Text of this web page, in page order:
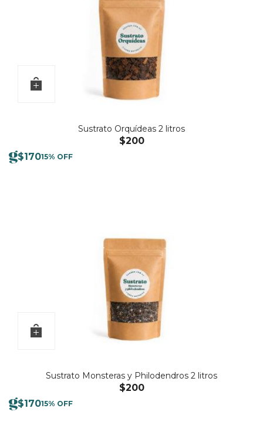
Sustrato Orquídeas 2 litros
$200
$17015% OFF
Sustrato Monsteras y Philodendros 2 litros
$200
$17015% OFF